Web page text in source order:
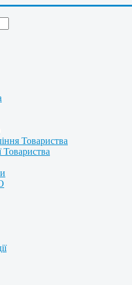
Товариства
Товариства